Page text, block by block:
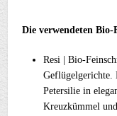
Die verwendeten
Resi | Bio-
Geflügelgerichte.
Petersilie in
Kreuzkümmel